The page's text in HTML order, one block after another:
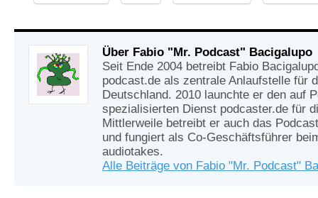
Über Fabio "Mr. Podcast" Bacigalupo
Seit Ende 2004 betreibt Fabio
podcast.de als zentrale Anlaufstelle für
Deutschland. 2010 launchte er den auf
spezialisierten Dienst podcaster.de für
Mittlerweile betreibt er auch das
und fungiert als Co-Geschäftsführer
audiotakes.
Alle Beiträge von Fabio "Mr. Podcast"